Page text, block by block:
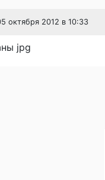
октября 2012 в 10:33
jpg